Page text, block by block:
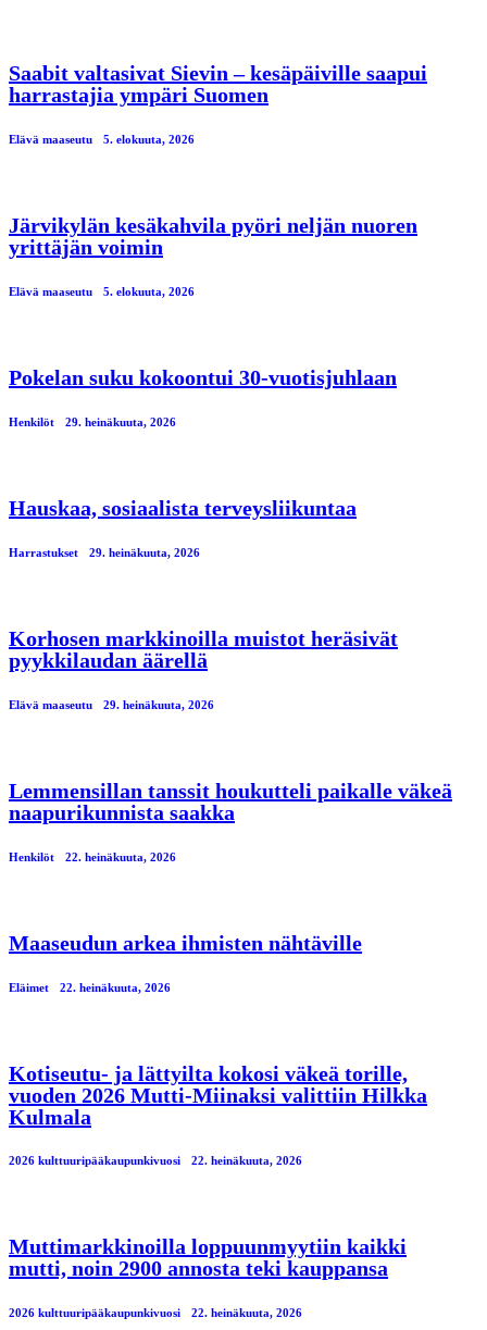
Saabit valtasivat Sievin – kesäpäiville saapui
harrastajia ympäri Suomen
Elävä maaseutu 5. elokuuta, 2026
Järvikylän kesäkahvila pyöri neljän nuoren
yrittäjän voimin
Elävä maaseutu 5. elokuuta, 2026
Pokelan suku kokoontui 30-vuotisjuhlaan
Henkilöt 29. heinäkuuta, 2026
Hauskaa, sosiaalista terveysliikuntaa
Harrastukset 29. heinäkuuta, 2026
Korhosen markkinoilla muistot heräsivät
pyykkilaudan äärellä
Elävä maaseutu 29. heinäkuuta, 2026
Lemmensillan tanssit houkutteli paikalle väkeä
naapurikunnista saakka
Henkilöt 22. heinäkuuta, 2026
Maaseudun arkea ihmisten nähtäville
Eläimet 22. heinäkuuta, 2026
Kotiseutu- ja lättyilta kokosi väkeä torille,
vuoden 2026 Mutti-Miinaksi valittiin Hilkka
Kulmala
2026 kulttuuripääkaupunkivuosi 22. heinäkuuta, 2026
Muttimarkkinoilla loppuunmyytiin kaikki
mutti, noin 2900 annosta teki kauppansa
2026 kulttuuripääkaupunkivuosi 22. heinäkuuta, 2026